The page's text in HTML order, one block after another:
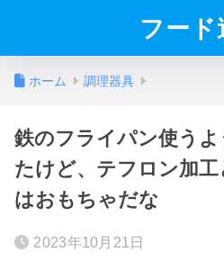
フード
ホーム 調理器具
鉄のフライパン使う
たけど、テフロン加
はおもちゃだな
2023年10月21日